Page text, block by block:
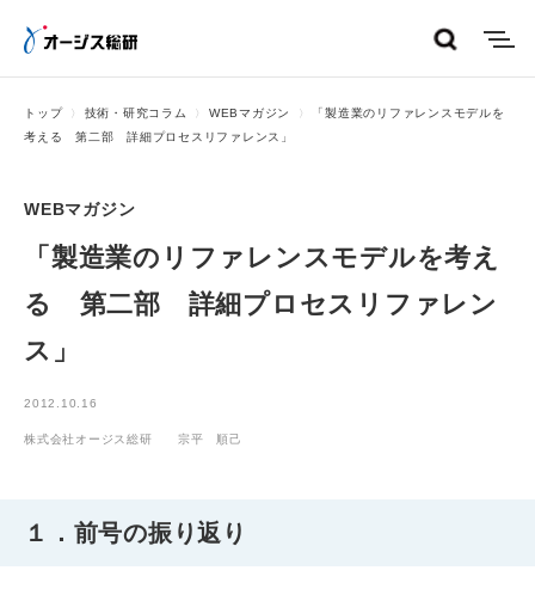
トップ 技術・研究コラム WEBマガジン
「製造業のリファレンスモデルを
考える 第二部 詳細プロセスリファレンス」
WEBマガジン
「製造業のリファレンスモデルを考え
る 第二部 詳細プロセスリファレン
ス」
2012.10.16
株式会社オージス総研 宗平 順己
１．前号の振り返り